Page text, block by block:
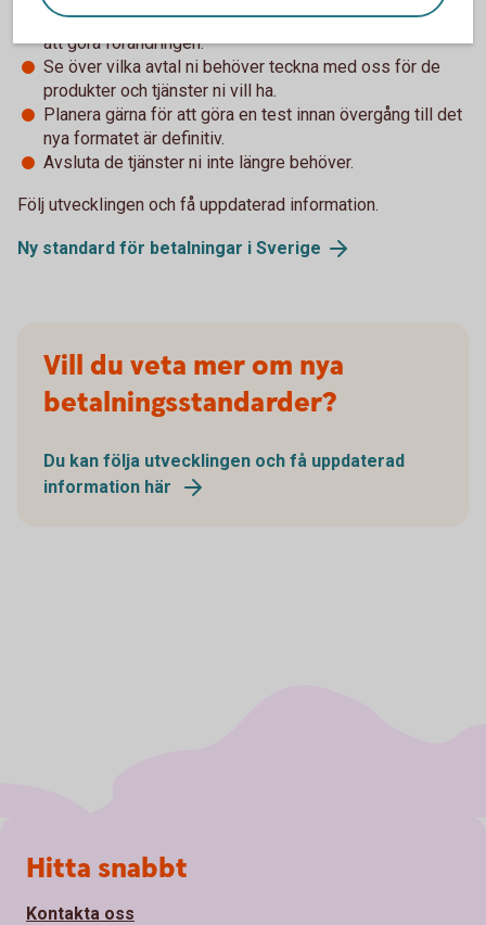
Tänk över vid vilken tidpunkt det passar företaget bäst
att göra förändringen.
Se över vilka avtal ni behöver teckna med oss för de
produkter och tjänster ni vill ha.
Planera gärna för att göra en test innan övergång till det
nya formatet är definitiv.
Avsluta de tjänster ni inte längre behöver.
Följ utvecklingen och få uppdaterad information.
Ny standard för betalningar i Sverige
Vill du veta mer om nya
betalningsstandarder?
Du kan följa utvecklingen och få uppdaterad
information här
Sidfot
Hitta snabbt
Kontakta oss